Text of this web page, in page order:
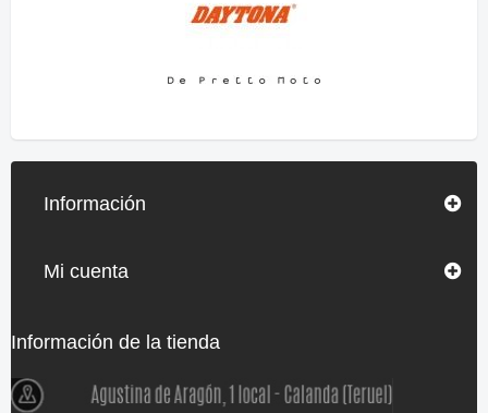
Información
Mi cuenta
Información de la tienda